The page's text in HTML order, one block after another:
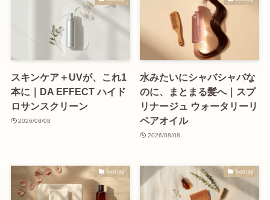
スキンケア＋UVが、これ1
本に｜DA EFFECT ハイド
ロサンスクリーン
2026/08/08
水みたいにシャバシャバな
のに、まとまる髪へ｜スプ
リナージュ ウォータリーリ
ペアオイル
2026/08/08
beauty beauty